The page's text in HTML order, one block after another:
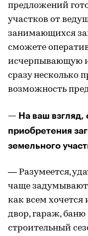
предложений
участков от
занимающихся
сможете
исчерпывающую
сразу несколько
возможность
— На ваш взгляд,
приобретения
земельного
— Разумеется,
чаще
как всем хочется
двор, гараж, баню
строительный